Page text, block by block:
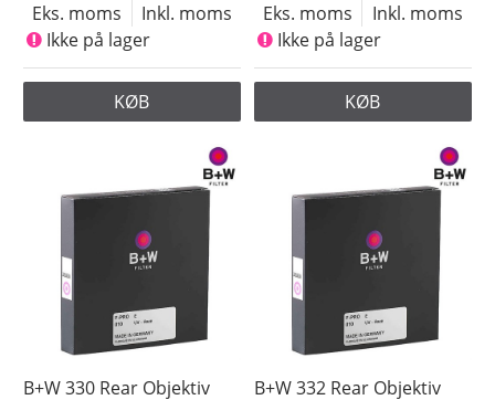
Eks. moms
Inkl. moms
Ikke på lager
KØB
Eks. moms
Inkl. moms
Ikke på lager
KØB
B+W 330 Rear Objektiv
B+W 332 Rear Objektiv